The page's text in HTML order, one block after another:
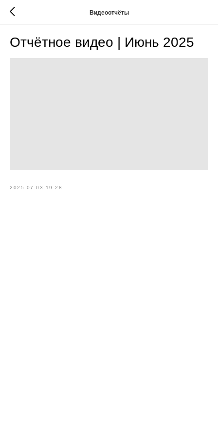
Видеоотчёты
Отчётное видео | Июнь 2025
2025-07-03 19:28